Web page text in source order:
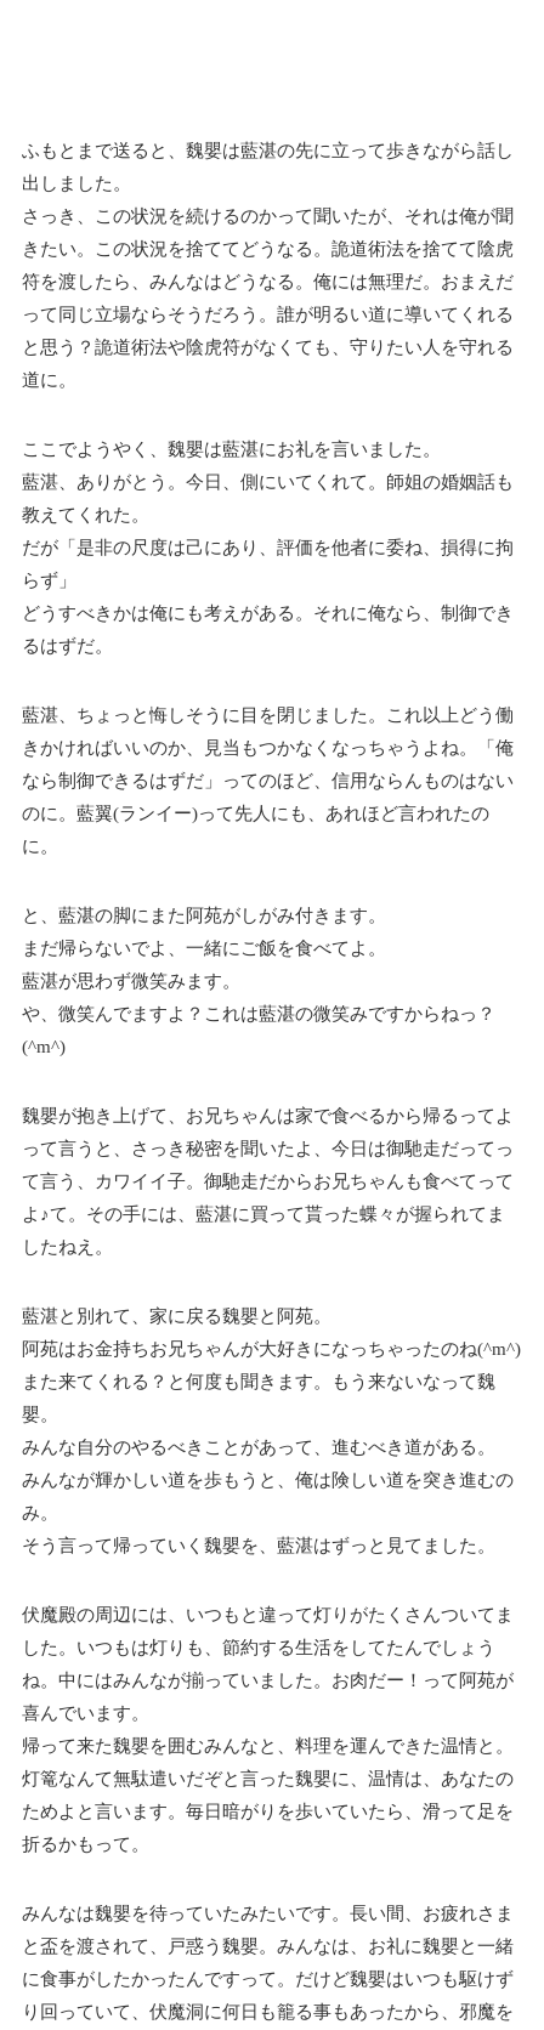
ふもとまで送ると、魏嬰は藍湛の先に立って歩きながら話し
出しました。
さっき、この状況を続けるのかって聞いたが、それは俺が聞
きたい。この状況を捨ててどうなる。詭道術法を捨てて陰虎
符を渡したら、みんなはどうなる。俺には無理だ。おまえだ
って同じ立場ならそうだろう。誰が明るい道に導いてくれる
と思う？詭道術法や陰虎符がなくても、守りたい人を守れる
道に。
ここでようやく、魏嬰は藍湛にお礼を言いました。
藍湛、ありがとう。今日、側にいてくれて。師姐の婚姻話も
教えてくれた。
だが「是非の尺度は己にあり、評価を他者に委ね、損得に拘
らず」
どうすべきかは俺にも考えがある。それに俺なら、制御でき
るはずだ。
藍湛、ちょっと悔しそうに目を閉じました。これ以上どう働
きかければいいのか、見当もつかなくなっちゃうよね。「俺
なら制御できるはずだ」ってのほど、信用ならんものはない
のに。藍翼(ランイー)って先人にも、あれほど言われたの
に。
と、藍湛の脚にまた阿苑がしがみ付きます。
まだ帰らないでよ、一緒にご飯を食べてよ。
藍湛が思わず微笑みます。
や、微笑んでますよ？これは藍湛の微笑みですからねっ？
(^m^)
魏嬰が抱き上げて、お兄ちゃんは家で食べるから帰るってよ
って言うと、さっき秘密を聞いたよ、今日は御馳走だってっ
て言う、カワイイ子。御馳走だからお兄ちゃんも食べてって
よ♪て。その手には、藍湛に買って貰った蝶々が握られてま
したねえ。
藍湛と別れて、家に戻る魏嬰と阿苑。
阿苑はお金持ちお兄ちゃんが大好きになっちゃったのね(^m^)
また来てくれる？と何度も聞きます。もう来ないなって魏
嬰。
みんな自分のやるべきことがあって、進むべき道がある。
みんなが輝かしい道を歩もうと、俺は険しい道を突き進むの
み。
そう言って帰っていく魏嬰を、藍湛はずっと見てました。
伏魔殿の周辺には、いつもと違って灯りがたくさんついてま
した。いつもは灯りも、節約する生活をしてたんでしょう
ね。中にはみんなが揃っていました。お肉だー！って阿苑が
喜んでいます。
帰って来た魏嬰を囲むみんなと、料理を運んできた温情と。
灯篭なんて無駄遣いだぞと言った魏嬰に、温情は、あなたの
ためよと言います。毎日暗がりを歩いていたら、滑って足を
折るかもって。
みんなは魏嬰を待っていたみたいです。長い間、お疲れさま
と盃を渡されて、戸惑う魏嬰。みんなは、お礼に魏嬰と一緒
に食事がしたかったんですって。だけど魏嬰はいつも駆けず
り回っていて、伏魔洞に何日も籠る事もあったから、邪魔を